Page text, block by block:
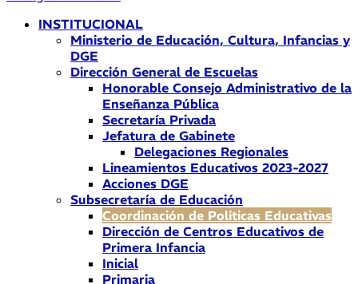
INSTITUCIONAL
Ministerio de Educación, Cultura, Infancias y
DGE
Dirección General de Escuelas
Honorable Consejo Administrativo de la
Enseñanza Pública
Secretaría Privada
Jefatura de Gabinete
Delegaciones Regionales
Lineamientos Educativos 2023-2027
Acciones DGE
Subsecretaría de Educación
Coordinación de Políticas Educativas
Dirección de Centros Educativos de
Primera Infancia
Inicial
Primaria